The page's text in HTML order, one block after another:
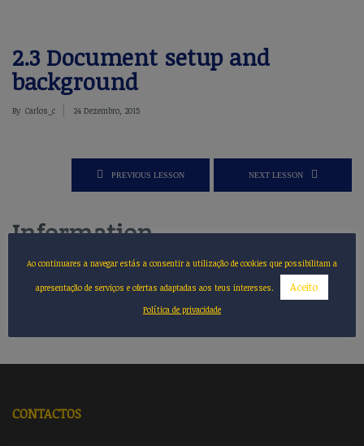
2.3 Document setup and
background
By Carlos_c 24 Dezembro, 2015
NEXT LESSON
PREVIOUS LESSON
Information
CONTACTOS
Ao continuares a navegar estás a consentir a utilização de cookies que possibilitam a
apresentação de serviços e ofertas adaptadas aos teus interesses. Aceito
Política de privacidade